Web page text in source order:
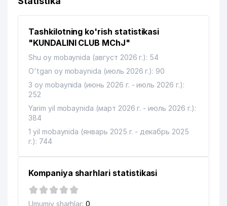
12
O'ZBEKISTON RESPUBLIKA FANLAR
AKADEMIYASI
13 SSP-MAROQAND UK
14 MUBORAK MChJ 489 м
KORXONASI
ELChINONASI
O'ZBEKISTON RESPUBLIKASI
BOLALAR DAVLAT KUTUBXONASI
Tashkilotning ko'rish statistikasi
"KUNDALINI CLUB MChJ"
Shu oy mobaynida (август 2026 г.): 54
O'tgan oy mobaynida (июль 2026 г.): 90
3 oy mobaynida (июнь 2026 г. - июль 2026 г.):
252
Yarim yil mobaynida (март 2026 г. - июль 2026 г.):
384
1 yil mobaynida (январь 2025 г. - декабрь 2025
г.): 744
Kompaniya sharhlari statistikasi
Umumiy sharhlar: 0